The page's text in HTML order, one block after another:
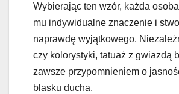
Wybierając ten wzór, każda
mu indywidualne znaczenie i
naprawdę wyjątkowego.
czy kolorystyki, tatuaż z gwiazdą
zawsze przypomnieniem o
blasku ducha.